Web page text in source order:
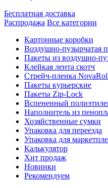
Бесплатная доставка
Распродажа Все категории
Картонные коробки
Воздушно-пузырчатая
Пакеты из воздушно-
Клейкая лента скотч
Стрейч-пленка
Пакеты курьерские
Пакеты Zip-Lock
Вспененный
Наполнитель из
Хозяйственные сумки
Упаковка для переезда
Упаковка для
Калькулятор
Хит продаж
Новинки
Рекомендуем